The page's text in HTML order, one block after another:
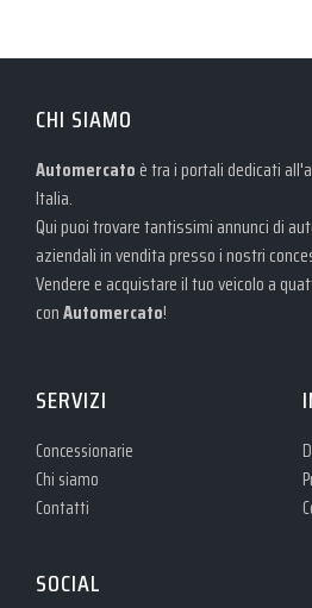
CHI SIAMO
Automercato è tra i portali dedicati
Italia.
Qui puoi trovare tantissimi annunci di
aziendali in vendita presso i nostri
Vendere e acquistare il tuo veicolo a
conAutomercato!
SERVIZI
Concessionarie
Chi siamo
Contatti
SOCIAL